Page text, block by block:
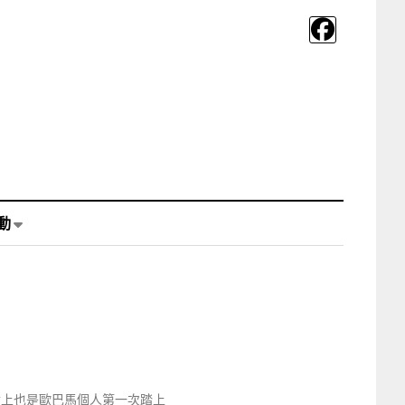
也是歐巴馬個人第一次踏上